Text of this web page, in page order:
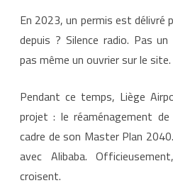
En 2023, un permis est délivré
depuis ? Silence radio. Pas
pas même un ouvrier sur le site.
Pendant ce temps, Liège
projet : le réaménagement
cadre de son Master Plan
avec Alibaba.
croisent.